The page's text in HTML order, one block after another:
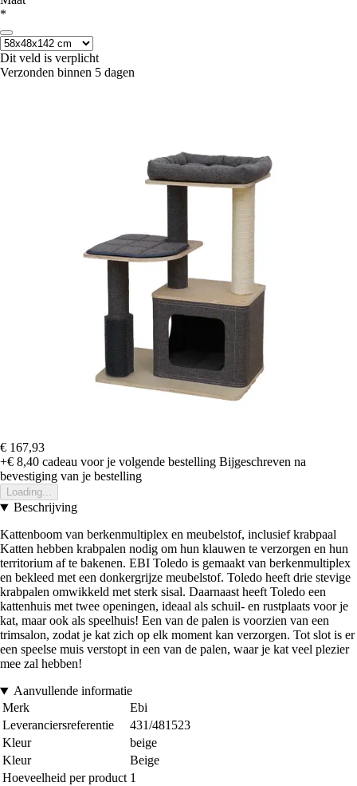
*
Dit veld is verplicht
Verzonden binnen 5 dagen
€ 167,93
+€ 8,40 cadeau voor je volgende bestelling Bijgeschreven na
bevestiging van je bestelling
Loading...
Beschrijving
Kattenboom van berkenmultiplex en meubelstof, inclusief krabpaal
Katten hebben krabpalen nodig om hun klauwen te verzorgen en hun
territorium af te bakenen. EBI Toledo is gemaakt van berkenmultiplex
en bekleed met een donkergrijze meubelstof. Toledo heeft drie stevige
krabpalen omwikkeld met sterk sisal. Daarnaast heeft Toledo een
kattenhuis met twee openingen, ideaal als schuil- en rustplaats voor je
kat, maar ook als speelhuis! Een van de palen is voorzien van een
trimsalon, zodat je kat zich op elk moment kan verzorgen. Tot slot is er
een speelse muis verstopt in een van de palen, waar je kat veel plezier
mee zal hebben!
Aanvullende informatie
Merk
Ebi
Leveranciersreferentie
431/481523
Kleur
beige
Kleur
Beige
Hoeveelheid per product 1